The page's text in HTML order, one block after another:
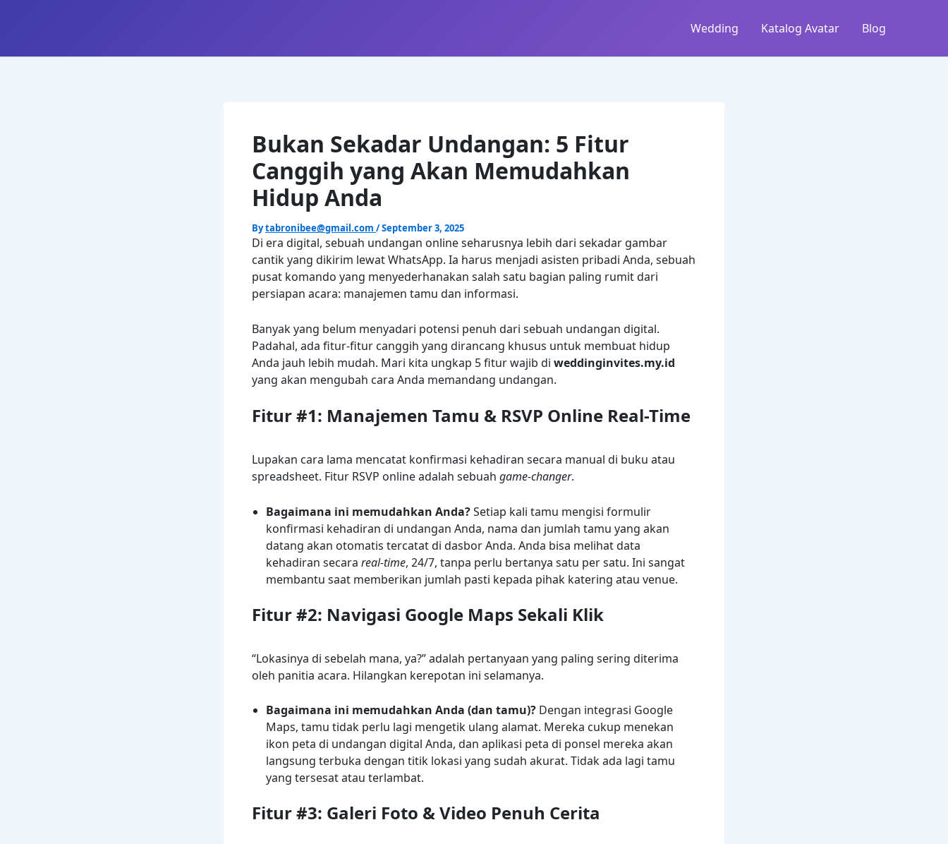
Wedding Katalog Avatar Blog
Bukan Sekadar Undangan: 5 Fitur
Canggih yang Akan Memudahkan
Hidup Anda
Bytabronibee@gmail.com /September 3, 2025
Di era digital, sebuah undangan online seharusnya lebih dari sekadar gambar
cantik yang dikirim lewat WhatsApp. Ia harus menjadi asisten pribadi Anda, sebuah
pusat komando yang menyederhanakan salah satu bagian paling rumit dari
persiapan acara: manajemen tamu dan informasi.
Banyak yang belum menyadari potensi penuh dari sebuah undangan digital.
Padahal, ada fitur-fitur canggih yang dirancang khusus untuk membuat hidup
Anda jauh lebih mudah. Mari kita ungkap 5 fitur wajib di weddinginvites.my.id
yang akan mengubah cara Anda memandang undangan.
Fitur #1: Manajemen Tamu & RSVP Online Real-Time
Lupakan cara lama mencatat konfirmasi kehadiran secara manual di buku atau
spreadsheet. Fitur RSVP online adalah sebuah game-changer.
Bagaimana ini memudahkan Anda?Setiap kali tamu mengisi formulir
konfirmasi kehadiran di undangan Anda, nama dan jumlah tamu yang akan
datang akan otomatis tercatat di dasbor Anda. Anda bisa melihat data
kehadiran secara real-time, 24/7, tanpa perlu bertanya satu per satu. Ini sangat
membantu saat memberikan jumlah pasti kepada pihak katering atau venue.
Fitur #2: Navigasi Google Maps Sekali Klik
“Lokasinya di sebelah mana, ya?” adalah pertanyaan yang paling sering diterima
oleh panitia acara. Hilangkan kerepotan ini selamanya.
Bagaimana ini memudahkan Anda (dan tamu)? Dengan integrasi Google
Maps, tamu tidak perlu lagi mengetik ulang alamat. Mereka cukup menekan
ikon peta di undangan digital Anda, dan aplikasi peta di ponsel mereka akan
langsung terbuka dengan titik lokasi yang sudah akurat. Tidak ada lagi tamu
yang tersesat atau terlambat.
Fitur #3: Galeri Foto & Video Penuh Cerita